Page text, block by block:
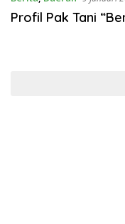
Profil Pak Tani